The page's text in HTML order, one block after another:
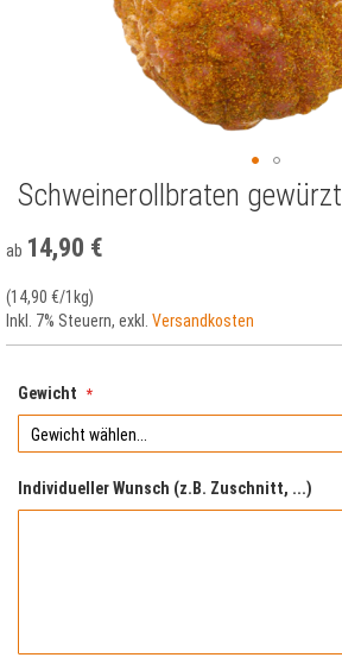
Zum
der
Bildergalerie
Schweinerollbraten gewürzt
ab 14,90 €
(14,90 €/1kg)
Inkl. 7% Steuern, exkl. Versandkosten
Gewicht
Individueller Wunsch (z.B. Zuschnitt, ...)